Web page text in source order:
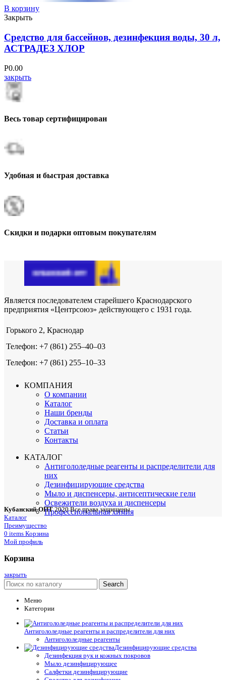
В корзину
Закрыть
Средство для бассейнов, дезинфекция воды, 30 л,
АСТРАДЕЗ ХЛОР
Р0.00
закрыть
Весь товар сертифицирован
Удобная и быстрая доставка
Скидки и подарки оптовым покупателям
Является последователем старейшего Краснодарского
предприятия «Центрсоюз» действующего с 1931 года.
Горького 2, Краснодар
Телефон: +7 (861) 255‒40‒03
Телефон: +7 (861) 255‒10‒33
КОМПАНИЯ
О компании
Каталог
Наши бренды
Доставка и оплата
Статьи
Контакты
КАТАЛОГ
Антигололедные реагенты и распределители для
них
Дезинфицирующие средства
Мыло и диспенсеры, антисептические гели
Освежители воздуха и диспенсеры
Профессиональная химия
Кубанский-ОПТ 2020 Все права защищены
Каталог
Преимущество
0 items Корзина
Мой профиль
Корзина
закрыть
Search
Меню
Категории
Антигололедные реагенты и распределители для них
Антигололедные реагенты
Дезинфицирующие средства
Дезинфекция рук и кожных покровов
Мыло дезинфицирующее
Салфетки дезинфицирующие